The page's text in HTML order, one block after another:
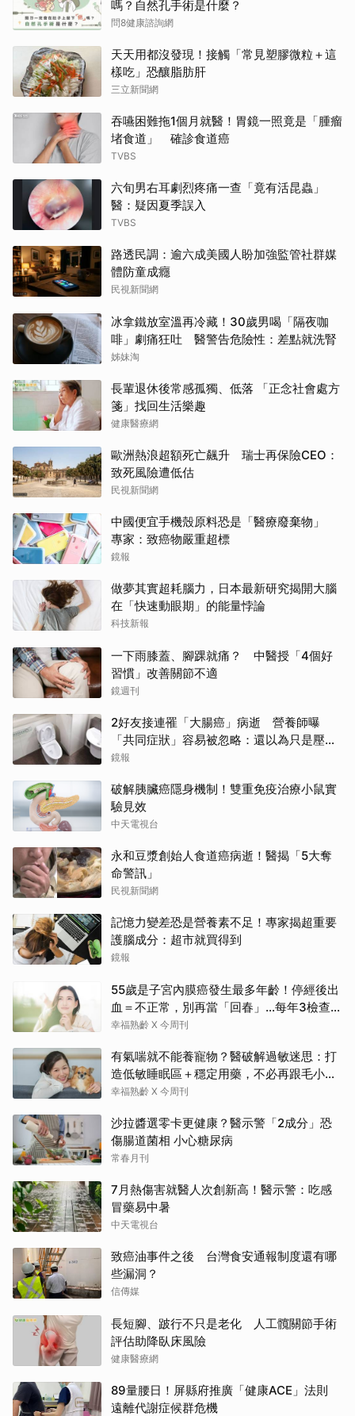
嗎？自然孔手術是什麼？
問8健康諮詢網
天天用都沒發現！接觸「常見塑膠微粒＋這
樣吃」恐釀脂肪肝
三立新聞網
吞嚥困難拖1個月就醫！胃鏡一照竟是「腫瘤
堵食道」 確診食道癌
TVBS
六旬男右耳劇烈疼痛一查「竟有活昆蟲」
醫：疑因夏季誤入
TVBS
路透民調：逾六成美國人盼加強監管社群媒
體防童成癮
民視新聞網
冰拿鐵放室溫再冷藏！30歲男喝「隔夜咖
啡」劇痛狂吐 醫警告危險性：差點就洗腎
姊妹淘
長輩退休後常感孤獨、低落 「正念社會處方
箋」找回生活樂趣
健康醫療網
歐洲熱浪超額死亡飆升 瑞士再保險CEO：
致死風險遭低估
民視新聞網
中國便宜手機殼原料恐是「醫療廢棄物」
專家：致癌物嚴重超標
鏡報
做夢其實超耗腦力，日本最新研究揭開大腦
在「快速動眼期」的能量悖論
科技新報
一下雨膝蓋、腳踝就痛？ 中醫授「4個好
習慣」改善關節不適
鏡週刊
2好友接連罹「大腸癌」病逝 營養師曝
「共同症狀」容易被忽略：還以為只是壓力
大
鏡報
破解胰臟癌隱身機制！雙重免疫治療小鼠實
驗見效
中天電視台
永和豆漿創始人食道癌病逝！醫揭「5大奪
命警訊」
民視新聞網
記憶力變差恐是營養素不足！專家揭超重要
護腦成分：超市就買得到
鏡報
55歲是子宮內膜癌發生最多年齡！停經後出
血＝不正常，別再當「回春」…每年3檢查保
命：早期治癒率達9成5
幸福熟齡 X 今周刊
有氣喘就不能養寵物？醫破解過敏迷思：打
造低敏睡眠區＋穩定用藥，不必再跟毛小孩
分離
幸福熟齡 X 今周刊
沙拉醬選零卡更健康？醫示警「2成分」恐
傷腸道菌相 小心糖尿病
常春月刊
7月熱傷害就醫人次創新高！醫示警：吃感
冒藥易中暑
中天電視台
致癌油事件之後 台灣食安通報制度還有哪
些漏洞？
信傳媒
長短腳、跛行不只是老化 人工髖關節手術
評估助降臥床風險
健康醫療網
89量腰日！屏縣府推廣「健康ACE」法則
遠離代謝症候群危機